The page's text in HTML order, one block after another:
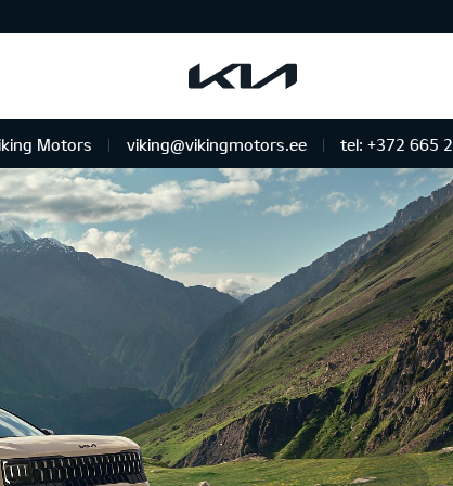
Motors viking@vikingmotors.ee tel: +372 665